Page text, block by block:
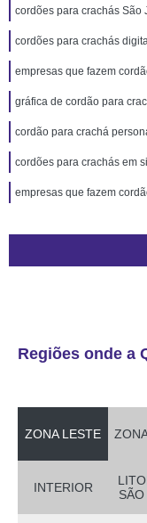
cordões para crachás São
cordões para crachás
empresas que fazem
gráfica de cordão para
cordão para crachá
cordões para crachás em
empresas que fazem
Regiões onde a
ZONA LESTE
INTERIOR